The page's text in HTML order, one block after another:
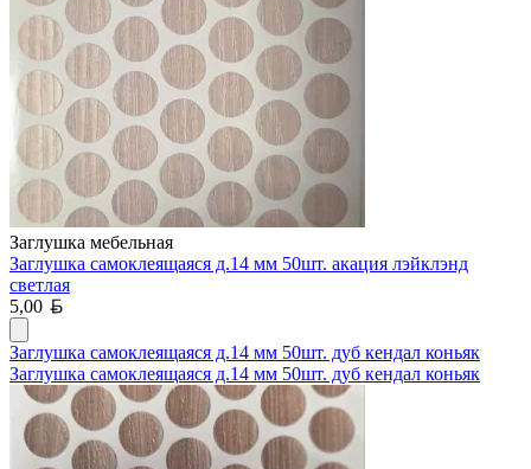
Заглушка мебельная
Заглушка самоклеящаяся д.14 мм 50шт. акация лэйклэнд
светлая
5,00
Заглушка самоклеящаяся д.14 мм 50шт. дуб кендал коньяк
Заглушка самоклеящаяся д.14 мм 50шт. дуб кендал коньяк